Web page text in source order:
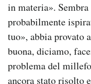
in materia».
probabilmente
tuo», abbia provato
buona, diciamo,
problema del
ancora stato risolto